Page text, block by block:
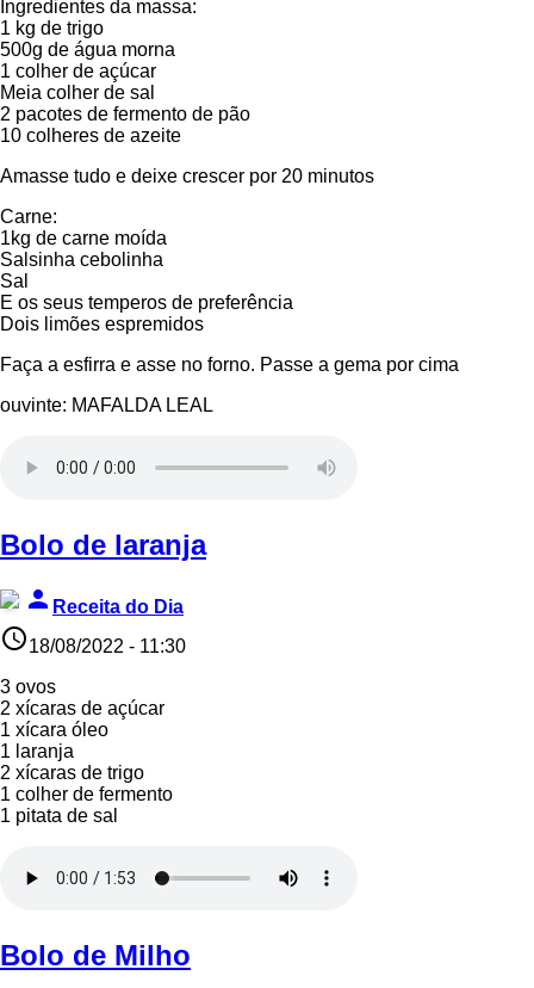
Ingredientes da massa:
1 kg de trigo
500g de água morna
1 colher de açúcar
Meia colher de sal
2 pacotes de fermento de pão
10 colheres de azeite
Amasse tudo e deixe crescer por 20 minutos
Carne:
1kg de carne moída
Salsinha cebolinha
Sal
E os seus temperos de preferência
Dois limões espremidos
Faça a esfirra e asse no forno. Passe a gema por cima
ouvinte: MAFALDA LEAL
Bolo de laranja
person Receita do Dia
access_time18/08/2022 - 11:30
3 ovos
2 xícaras de açúcar
1 xícara óleo
1 laranja
2 xícaras de trigo
1 colher de fermento
1 pitata de sal
Bolo de Milho